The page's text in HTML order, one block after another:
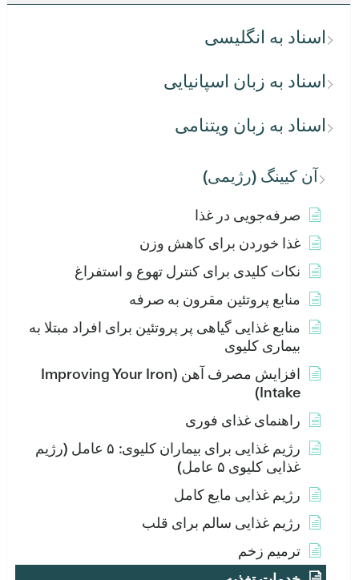
اسناد به انگلیسی
اسناد به زبان اسپانیایی
اسناد به زبان ویتنامی
آن کیینگ (رژیمی)
صرفه‌جویی در غذا
غذا خوردن برای کاهش وزن
نکات کلیدی برای کنترل تهوع و استفراغ
منابع پروتئین مقرون به صرفه
منابع غذایی گیاهی پر پروتئین برای افراد مبتلا به
بیماری کلیوی
افزایش مصرف آهن (Improving Your Iron
Intake)
راهنمای غذای فوری
رژیم غذایی برای بیماران کلیوی: ۵ عامل (رژیم
غذایی کلیوی ۵ عامل)
رژیم غذایی مایع کامل
رژیم غذایی سالم برای قلب
ترمیم زخم